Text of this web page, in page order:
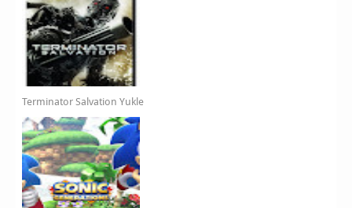
Terminator Salvation Yukle